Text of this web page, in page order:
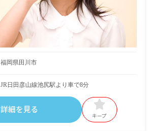
福岡県田川市
JR日田彦山線池尻駅より車で8分
詳細を見る
キープ